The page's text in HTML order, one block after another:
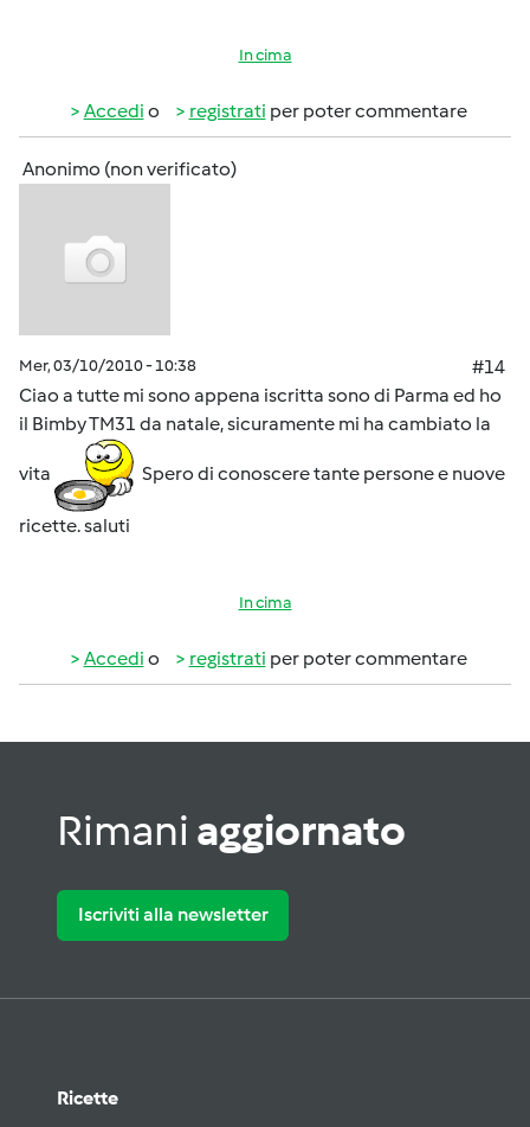
In cima
Accedi o registrati per poter commentare
Anonimo (non verificato)
Mer, 03/10/2010 - 10:38
#14
Ciao a tutte mi sono appena iscritta sono di Parma ed ho
il Bimby TM31 da natale, sicuramente mi ha cambiato la
vita Spero di conoscere tante persone e nuove
ricette. saluti
In cima
Accedi o registrati per poter commentare
Rimani aggiornato
Iscriviti alla newsletter
Ricette